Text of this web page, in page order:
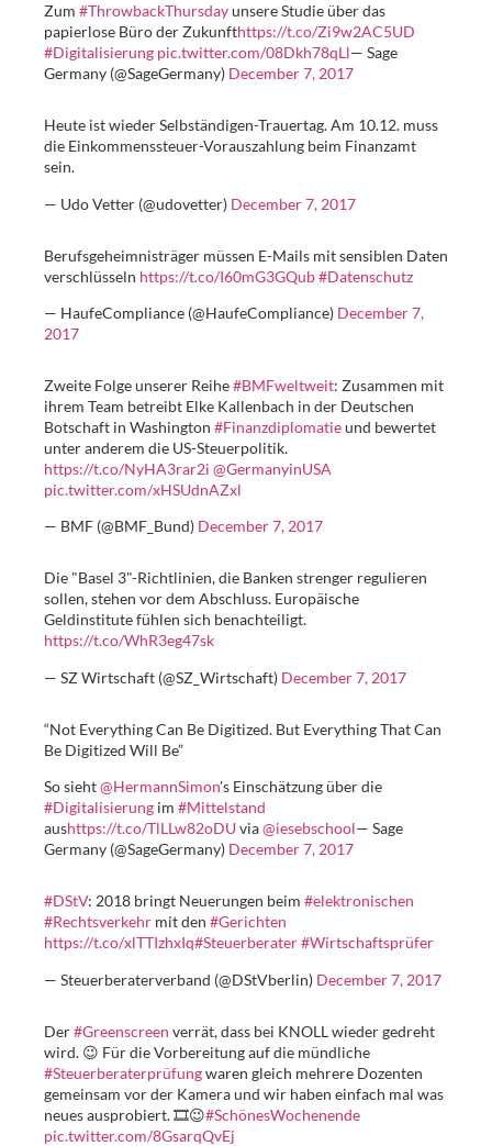
Zum #ThrowbackThursdayunsere Studie über das
papierlose Büro der Zukunfthttps://t.co/Zi9w2AC5UD
#Digitalisierung pic.twitter.com/08Dkh78qLl— Sage
Germany (@SageGermany) December 7, 2017
Heute ist wieder Selbständigen-Trauertag. Am 10.12. muss
die Einkommenssteuer-Vorauszahlung beim Finanzamt
sein.
— Udo Vetter (@udovetter) December 7, 2017
Berufsgeheimnisträger müssen E-Mails mit sensiblen Daten
verschlüsseln https://t.co/I60mG3GQub#Datenschutz
— HaufeCompliance (@HaufeCompliance) December 7,
2017
Zweite Folge unserer Reihe#BMFweltweit: Zusammen mit
ihrem Team betreibt Elke Kallenbach in der Deutschen
Botschaft in Washington #Finanzdiplomatieund bewertet
unter anderem die US-Steuerpolitik.
https://t.co/NyHA3rar2i @GermanyinUSA
pic.twitter.com/xHSUdnAZxl
— BMF (@BMF_Bund) December 7, 2017
Die "Basel 3"-Richtlinien, die Banken strenger regulieren
sollen, stehen vor dem Abschluss. Europäische
Geldinstitute fühlen sich benachteiligt.
https://t.co/WhR3eg47sk
— SZ Wirtschaft (@SZ_Wirtschaft) December 7, 2017
“Not Everything Can Be Digitized. But Everything That Can
Be Digitized Will Be”
So sieht@HermannSimon's Einschätzung über die
#Digitalisierung im #Mittelstand
aushttps://t.co/TlLLw82oDU via@iesebschool— Sage
Germany (@SageGermany) December 7, 2017
#DStV: 2018 bringt Neuerungen beim #elektronischen
#Rechtsverkehr mit den #Gerichten
https://t.co/xlTTIzhxIq#Steuerberater#Wirtschaftsprüfer
— Steuerberaterverband (@DStVberlin) December 7, 2017
Der#Greenscreen verrät, dass bei KNOLL wieder gedreht
wird. 😉 Für die Vorbereitung auf die mündliche
#Steuerberaterprüfungwaren gleich mehrere Dozenten
gemeinsam vor der Kamera und wir haben einfach mal was
neues ausprobiert. 🎞😉#SchönesWochenende
pic.twitter.com/8GsarqQvEj